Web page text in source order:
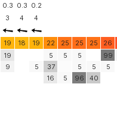
0.3 0.3 0.2
3
4 4
19 18 19 22 25 25 25 26
19
9
5
5
37
16
5
5
5
5
96
5
40
99
5